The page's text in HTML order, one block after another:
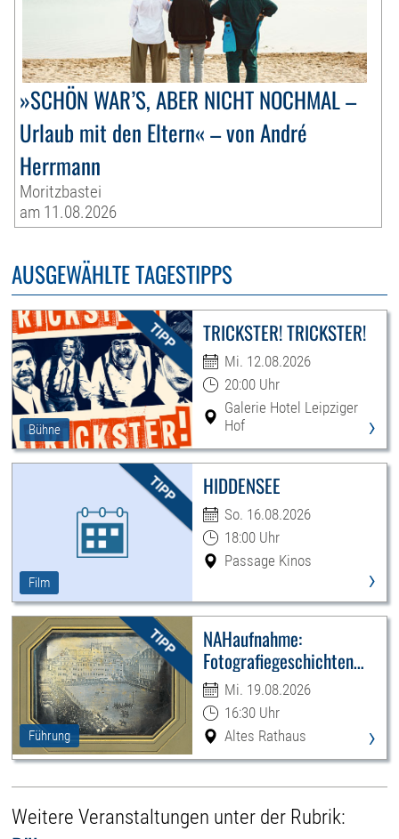
»SCHÖN WAR’S, ABER NICHT NOCHMAL –
Urlaub mit den Eltern« – von André
Herrmann
Moritzbastei
am 11.08.2026
AUSGEWÄHLTE TAGESTIPPS
Bühne
TRICKSTER! TRICKSTER!
Mi. 12.08.2026
20:00 Uhr
Galerie Hotel Leipziger
Hof
›
Film
HIDDENSEE
So. 16.08.2026
18:00 Uhr
Passage Kinos
›
Führung
NAHaufnahme:
Fotografiegeschichten
Leipzigs
Mi. 19.08.2026
16:30 Uhr
Altes Rathaus
›
Weitere Veranstaltungen unter der Rubrik: